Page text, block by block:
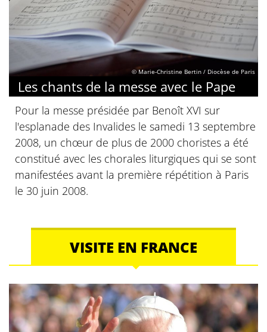
© Marie-Christine Bertin / Diocèse de Paris
Les chants de la messe avec le Pape
Pour la messe présidée par Benoît XVI sur
l'esplanade des Invalides le samedi 13 septembre
2008, un chœur de plus de 2000 choristes a été
constitué avec les chorales liturgiques qui se sont
manifestées avant la première répétition à Paris
le 30 juin 2008.
VISITE EN FRANCE